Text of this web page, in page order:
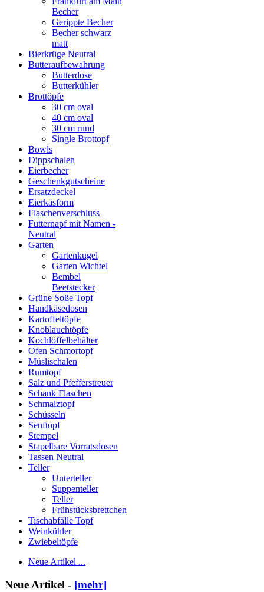
Becher
Gerippte Becher
Becher schwarz
matt
Bierkrüge Neutral
Butteraufbewahrung
Butterdose
Butterkühler
Brottöpfe
30 cm oval
40 cm oval
30 cm rund
Single Brottopf
Bowls
Dippschalen
Eierbecher
Geschenkgutscheine
Ersatzdeckel
Eierkäsform
Flaschenverschluss
Futternapf mit Namen -
Neutral
Garten
Gartenkugel
Garten Wichtel
Bembel
Beetstecker
Grüne Soße Topf
Handkäsedosen
Kartoffeltöpfe
Knoblauchtöpfe
Kochlöffelbehälter
Ofen Schmortopf
Müslischalen
Rumtopf
Salz und Pfefferstreuer
Schank Flaschen
Schmalztopf
Schüsseln
Senftopf
Stempel
Stapelbare Vorratsdosen
Tassen Neutral
Teller
Unterteller
Suppenteller
Teller
Frühstücksbrettchen
Tischabfälle Topf
Weinkühler
Zwiebeltöpfe
Neue Artikel ...
Neue Artikel - [mehr]